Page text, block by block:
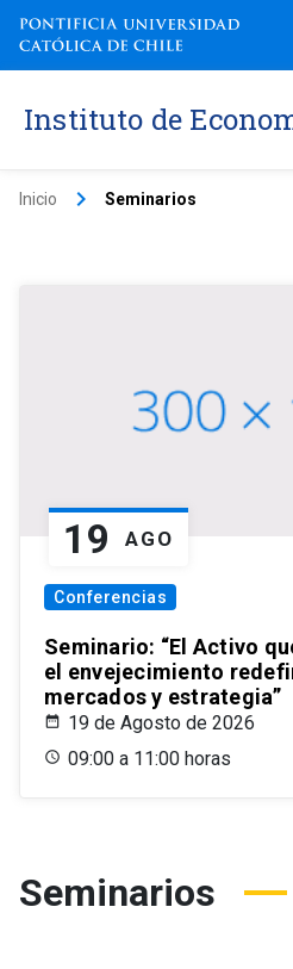
Instituto de
Inicio keyboard_arrow_right Seminarios
19 AGO
Conferencias
Seminario: “El Activo
el envejecimiento
mercados y estrategia”
19 de Agosto de 2026
09:00 a 11:00 horas
Seminarios